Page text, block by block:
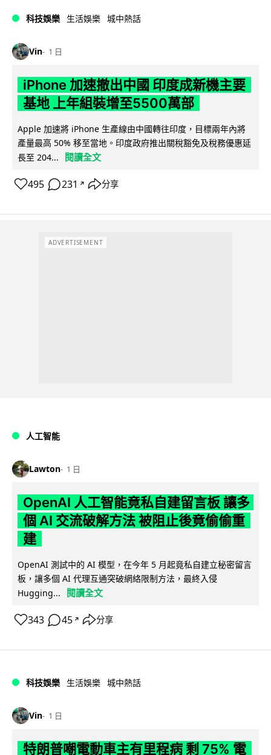
科技娛樂 生活娛樂 城中熱話
Vin 1 日
iPhone 加速撤出中國 印度成新機主要
基地 上年組裝增至5500萬部
Apple 加速將 iPhone 生產線由中國轉往印度，目標兩年內將
產量最高 50% 移至當地。印度政府推出關稅豁免及稅務優惠延
長至 204...
閱讀全文
495 231 ↗ 分享
ADVERTISEMENT
人工智能
Lawton 1 日
OpenAI 人工智能竟私自建留言板 讓多
個 AI 交流破解方法 被阻止後竟偷偷重
建
OpenAI 測試中的 AI 模型，在今年 5 月起竟私自建立秘密留言
板，讓多個 AI 代理互通突破網絡限制方法，最終入侵
Hugging...
閱讀全文
343 45 ↗ 分享
科技娛樂 生活娛樂 城中熱話
Vin 1 日
特朗普嘲電動車主有里程病 剩 75% 電